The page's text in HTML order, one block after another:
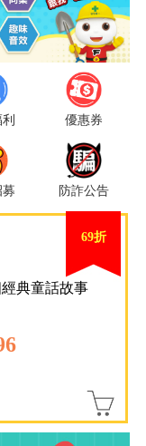
如需更改或重開發票 需在訂單成立三天內通知客服 寄回發票需附上回郵郵票
流程說明』
優惠券
募 防詐公告
69折
典童話故事